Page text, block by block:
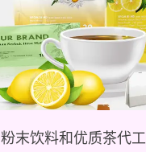
粉末饮料和优质茶代工